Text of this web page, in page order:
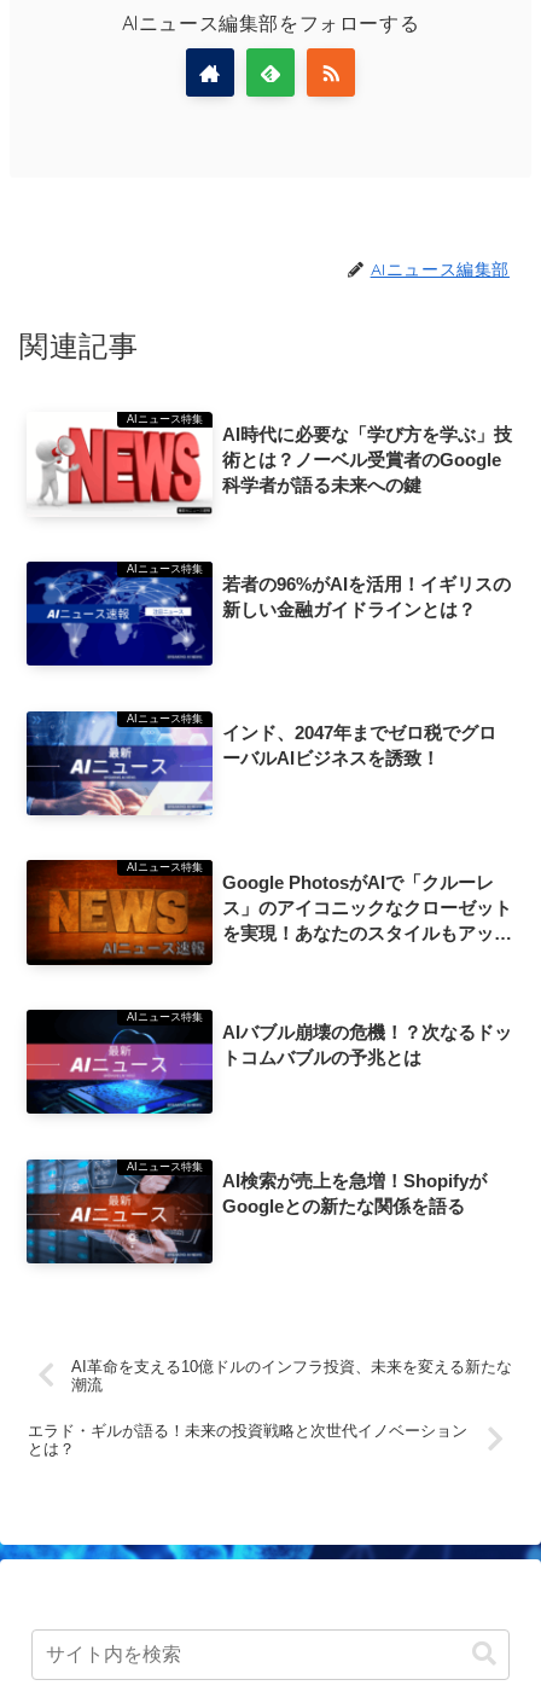
AIニュース編集部をフォローする
AIニュース編集部
関連記事
AIニュース特集
AI時代に必要な「学び方を学ぶ」技
術とは？ノーベル受賞者のGoogle
科学者が語る未来への鍵
AIニュース特集
若者の96%がAIを活用！イギリスの
新しい金融ガイドラインとは？
AIニュース特集
インド、2047年までゼロ税でグロ
ーバルAIビジネスを誘致！
AIニュース特集
Google PhotosがAIで「クルーレ
ス」のアイコニックなクローゼット
を実現！あなたのスタイルもアップ
AIニュース特集
AIバブル崩壊の危機！？次なるドッ
トコムバブルの予兆とは
AIニュース特集
AI検索が売上を急増！Shopifyが
Googleとの新たな関係を語る
AI革命を支える10億ドルのインフラ投資、未来を変える新たな
潮流
エラド・ギルが語る！未来の投資戦略と次世代イノベーション
とは？